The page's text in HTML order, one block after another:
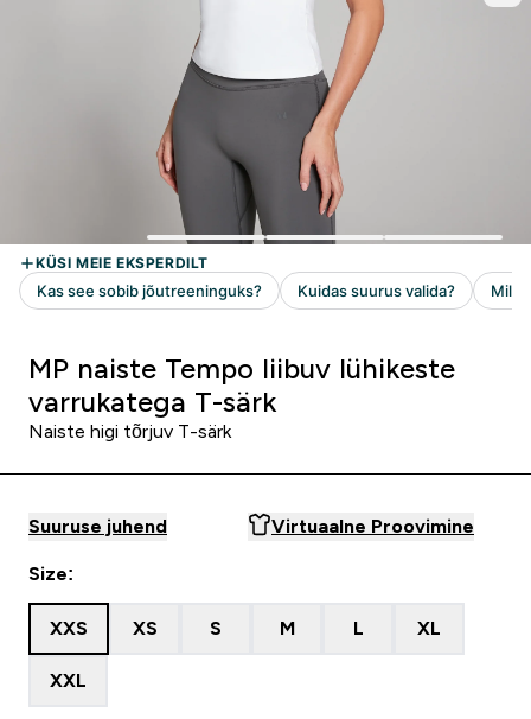
MP naiste Tempo liibuv lühikeste
varrukatega T-särk
Naiste higi tõrjuv T-särk
Suuruse juhend Virtuaalne Proovimine
Size:
XXS XS S M L XL
XXL